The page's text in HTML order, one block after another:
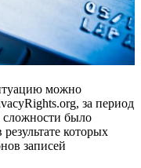
можно
за период
сложности было
которых
записей